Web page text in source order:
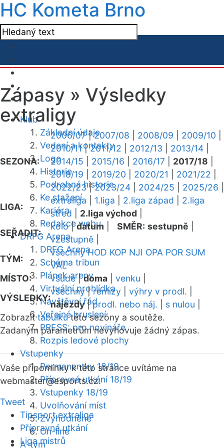
HC Kometa Brno
Klub
Základní údaje
Vedení a kontakty
Logo
Historie
Podrobná historie
Ke stažení
Kariéra
Redakce webu
DRFG Arena
DRFG Arena
Schéma tribun
Plánek areny
Virtuální prohlídka
Návštěvní řád
Veřejné bruslení
PRESS: pro novináře
Rozpis ledové plochy
Vstupenky
Permanentky 18/19
Přípravná utkání 18/19
Vstupenky 18/19
Uvolňování míst
Zvýhodněné
On-line
A-tým
Zápasy » Výsledky
extraligy
SEZONA:
2006/07|2007/08 2008/09 2009/10
2010/11|2011/12 2012/13 2013/14
2014/15
2015/16 2016/17 2017/18
2018/19
2019/20 2020/21 2021/22
2022/23|2023/24 2024/25 2025/26
LIGA:
extraliga 1.liga 2.liga západ
2.liga
střed
2.liga východ
SEŘADIT:
kolo|datum SMĚR: sestupně
vzestupně
TÝM:
všechny HOD KOP NJI OPA POR SUM
VAL
MÍSTO:
všude|doma venku
VÝSLEDKY:
všechny|remízy výhry v prodl.
nájezdy|prodl. nebo náj. s nulou
Zobrazittabulkutéto sezóny a soutěže.
Zadaným parametrům nevyhovuje žádný zápas.
Vaše připomínky k této stránce uvítáme na
webmaster@esports.cz.
Tweet
Tipsport extraliga
Přípravná utkání
Liga mistrů